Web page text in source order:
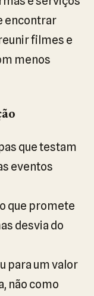
encontrar
filmes e
menos
que testam
eventos
que promete
desvia do
para um valor
não como